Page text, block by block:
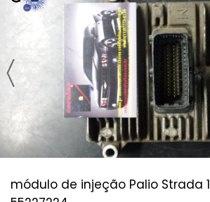
módulo de injeção Palio Strada